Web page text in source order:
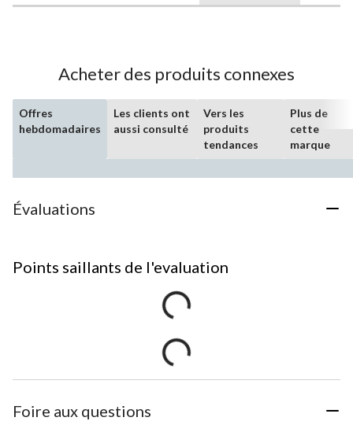
Était
Acheter des produits connexes
Offres
hebdomadaires
Les clients ont
aussi consulté
Vers les
produits
tendances
Plus de
cette
marque
Évaluations
Points saillants de l'evaluation
Foire aux questions